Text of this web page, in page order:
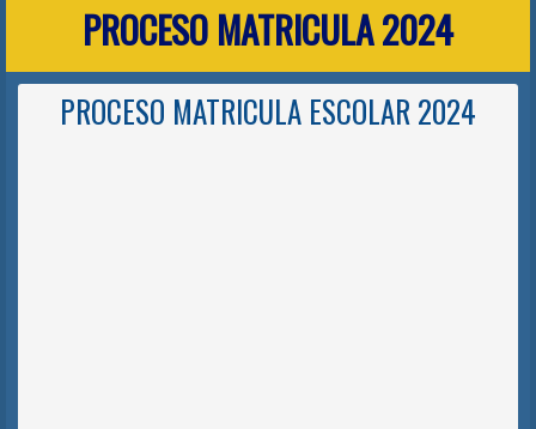
PROCESO MATRICULA 2024
PROCESO MATRICULA ESCOLAR 2024